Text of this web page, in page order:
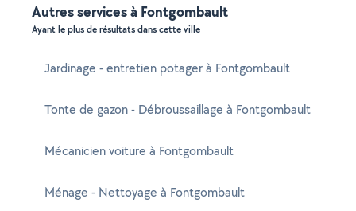
Autres services à Fontgombault
Ayant le plus de résultats dans cette ville
Jardinage - entretien potager à Fontgombault
Tonte de gazon - Débroussaillage à Fontgombault
Mécanicien voiture à Fontgombault
Ménage - Nettoyage à Fontgombault